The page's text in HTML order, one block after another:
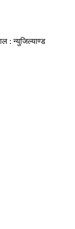
: न्युजिल्याण्ड